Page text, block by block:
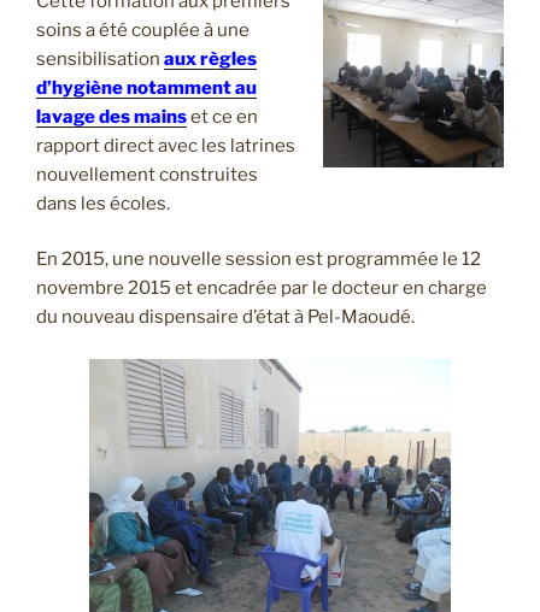
soins a été couplée à une
sensibilisation aux règles
d’hygiène notamment au
lavage des mainset ce en
rapport direct avec les latrines
nouvellement construites
dans les écoles.
En 2015, une nouvelle session est programmée le 12
novembre 2015 et encadrée par le docteur en charge
du nouveau dispensaire d’état à Pel-Maoudé.